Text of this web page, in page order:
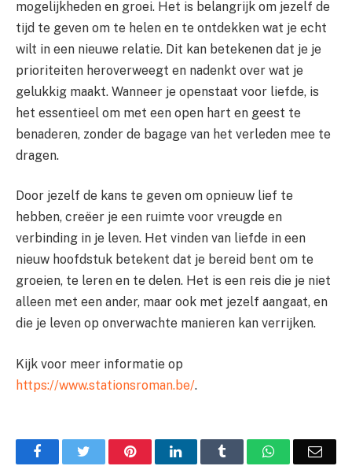
mogelijkheden en groei. Het is belangrijk om jezelf de
tijd te geven om te helen en te ontdekken wat je echt
wilt in een nieuwe relatie. Dit kan betekenen dat je je
prioriteiten heroverweegt en nadenkt over wat je
gelukkig maakt. Wanneer je openstaat voor liefde, is
het essentieel om met een open hart en geest te
benaderen, zonder de bagage van het verleden mee te
dragen.
Door jezelf de kans te geven om opnieuw lief te
hebben, creëer je een ruimte voor vreugde en
verbinding in je leven. Het vinden van liefde in een
nieuw hoofdstuk betekent dat je bereid bent om te
groeien, te leren en te delen. Het is een reis die je niet
alleen met een ander, maar ook met jezelf aangaat, en
die je leven op onverwachte manieren kan verrijken.
Kijk voor meer informatie op
https://www.stationsroman.be/.
FacebookTwitter PinterestLinkedIn Tumblr WhatsApp